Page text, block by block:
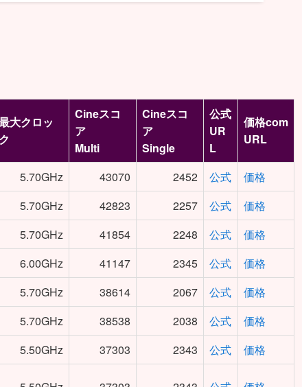
大クロッ
ク
Cineスコ
ア
Multi
Cineスコ
ア
Single
公式
UR
L
価格com
URL
5.70GHz 43070 2452 公式
価格
5.70GHz 42823 2257 公式
価格
5.70GHz 41854 2248 公式
価格
6.00GHz 41147 2345 公式
価格
5.70GHz 38614 2067 公式
価格
5.70GHz 38538 2038 公式
価格
5.50GHz 37303 2343 公式
価格